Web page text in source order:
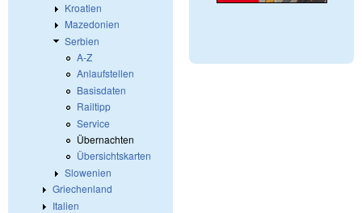
Kroatien
Mazedonien
Serbien
A-Z
Anlaufstellen
Basisdaten
Railtipp
Service
Übernachten
Übersichtskarten
Slowenien
Griechenland
Italien